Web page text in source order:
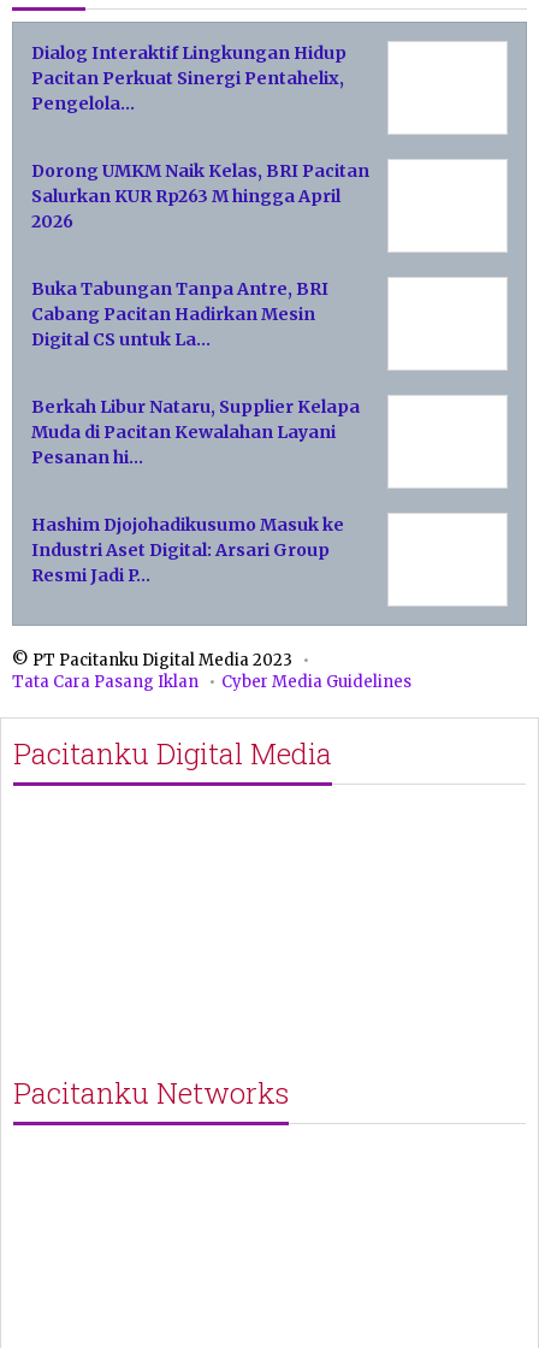
Dialog Interaktif Lingkungan Hidup
Pacitan Perkuat Sinergi Pentahelix,
Pengelola…
Dorong UMKM Naik Kelas, BRI Pacitan
Salurkan KUR Rp263 M hingga April
2026
Buka Tabungan Tanpa Antre, BRI
Cabang Pacitan Hadirkan Mesin
Digital CS untuk La…
Berkah Libur Nataru, Supplier Kelapa
Muda di Pacitan Kewalahan Layani
Pesanan hi…
Hashim Djojohadikusumo Masuk ke
Industri Aset Digital: Arsari Group
Resmi Jadi P…
© PT Pacitanku Digital Media 2023
Tata Cara Pasang Iklan
Cyber Media Guidelines
Pacitanku Digital Media
Pacitanku Networks